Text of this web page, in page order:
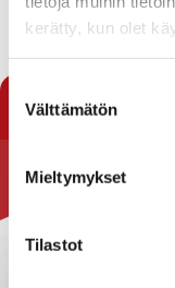
kerätty, kun olet
valinta
Välttämätön
Mieltymykset
Tilastot
https://
Yhteystiedot